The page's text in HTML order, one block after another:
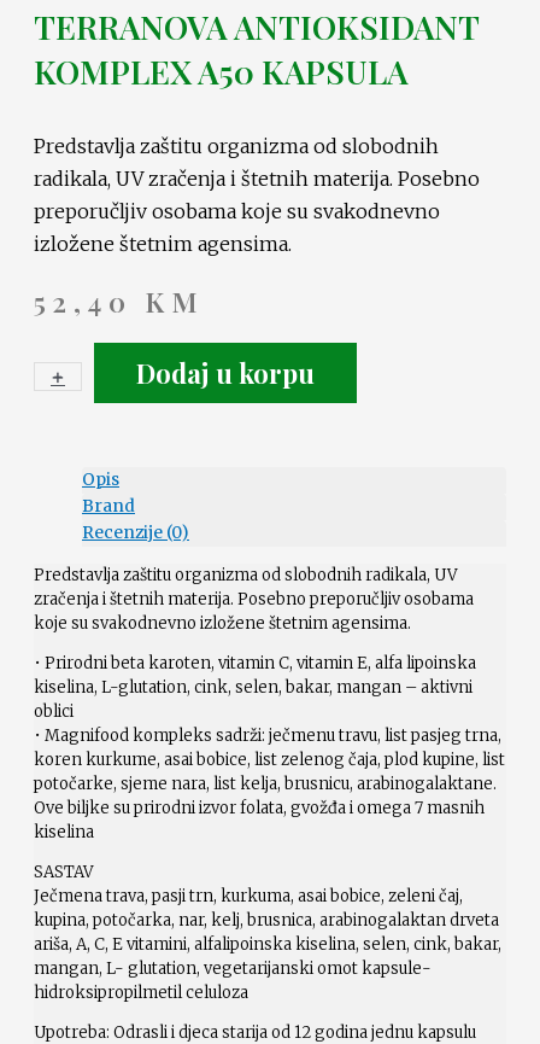
TERRANOVA ANTIOKSIDANT
KOMPLEX A50 KAPSULA
Predstavlja zaštitu organizma od slobodnih
radikala, UV zračenja i štetnih materija. Posebno
preporučljiv osobama koje su svakodnevno
izložene štetnim agensima.
52,40 KM
-
+ Dodaj u korpu
Opis
Brand
Recenzije (0)
Predstavlja zaštitu organizma od slobodnih radikala, UV
zračenja i štetnih materija. Posebno preporučljiv osobama
koje su svakodnevno izložene štetnim agensima.
• Prirodni beta karoten, vitamin C, vitamin E, alfa lipoinska
kiselina, L-glutation, cink, selen, bakar, mangan – aktivni
oblici
• Magnifood kompleks sadrži: ječmenu travu, list pasjeg trna,
koren kurkume, asai bobice, list zelenog čaja, plod kupine, list
potočarke, sjeme nara, list kelja, brusnicu, arabinogalaktane.
Ove biljke su prirodni izvor folata, gvožđa i omega 7 masnih
kiselina
SASTAV
Ječmena trava, pasji trn, kurkuma, asai bobice, zeleni čaj,
kupina, potočarka, nar, kelj, brusnica, arabinogalaktan drveta
ariša, A, C, E vitamini, alfalipoinska kiselina, selen, cink, bakar,
mangan, L- glutation, vegetarijanski omot kapsule-
hidroksipropilmetil celuloza
Upotreba: Odrasli i djeca starija od 12 godina jednu kapsulu